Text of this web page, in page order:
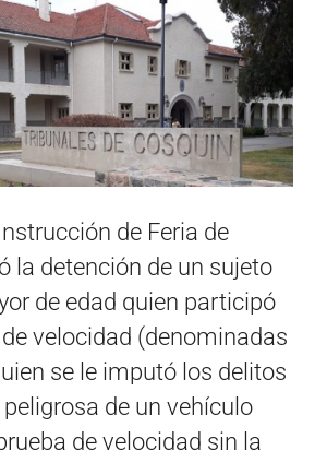
de Feria de
la detención de un sujeto
de edad quien participó
velocidad (denominadas
se le imputó los delitos
de un vehículo
de velocidad sin la